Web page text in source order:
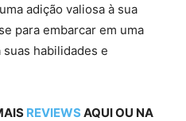
adição valiosa à sua
para embarcar em uma
habilidades e
REVIEWS AQUI OU NA